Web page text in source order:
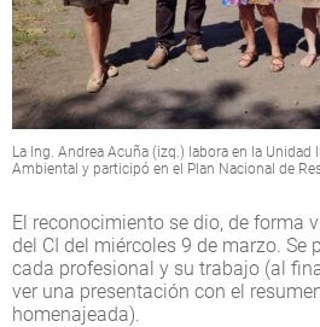
La Ing. Andrea Acuña (izq.) labora en la
Ambiental y participó en el Plan Nacional de
El reconocimiento se dio, de forma
del CI del miércoles 9 de marzo. Se
cada profesional y su trabajo (al
ver una presentación con el
homenajeada).